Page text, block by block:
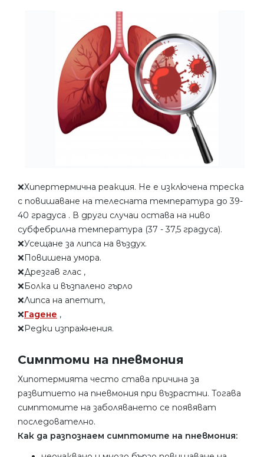
❌Хипертермична реакция. Не е изключена треска
с повишаване на телесната температура до 39-
40 градуса . В други случаи остава на ниво
субфебрилна температура (37 - 37,5 градуса).
❌Усещане за липса на въздух.
❌Повишена умора.
❌Дрезгав глас ,
❌Болка и възпалено гърло
❌Липса на апетит,
❌Гадене ,
❌Редки изпражнения.
Симптоми на пневмония
Хипотермията често става причина за
развитието на пневмония при възрастни. Тогава
симптомите на заболяването се появяват
последователно.
Как да разпознаем симптомите на пневмония: